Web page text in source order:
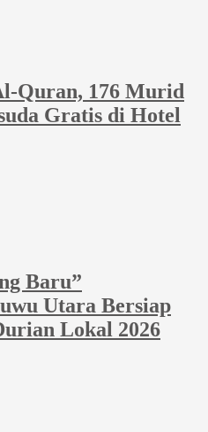
Quran, 176 Murid
Gratis di Hotel
Baru”
Utara Bersiap
Lokal 2026